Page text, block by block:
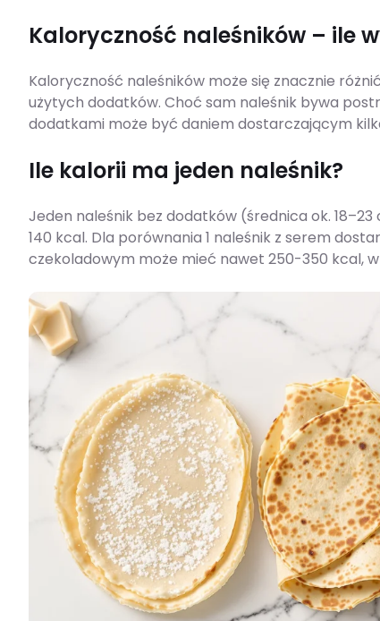
Kaloryczność naleśników – ile
Kaloryczność naleśników może się znacznie
użytych dodatków. Choć sam naleśnik bywa
dodatkami może być daniem dostarczającym
Ile kalorii ma jeden naleśnik?
Jeden naleśnik bez dodatków (średnica ok.
140 kcal. Dla porównania 1 naleśnik z serem
czekoladowym może mieć nawet 250-350 kcal,